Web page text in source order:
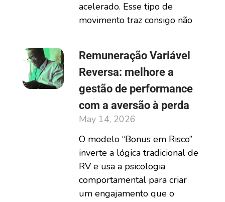
acelerado. Esse tipo de
movimento traz consigo não
Remuneração Variável
Reversa: melhore a
gestão de performance
com a aversão à perda
May 14, 2026
O modelo “Bonus em Risco”
inverte a lógica tradicional de
RV e usa a psicologia
comportamental para criar
um engajamento que o